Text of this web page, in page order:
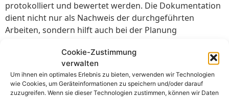
Cookie-Zustimmung
verwalten
Um ihnen ein optimales Erlebnis zu bieten, verwenden wir Technologien
wie Cookies, um Geräteinformationen zu speichern und/oder darauf
zuzugreifen. Wenn sie dieser Technologien zustimmen, können wir Daten
protokolliert und bewertet werden. Die Dokumentation
dient nicht nur als Nachweis der durchgeführten
Arbeiten, sondern hilft auch bei der Planung
sorgfältige Aufzeichnung aller Prüfschritte sorgt für
Transparenz und Nachvollziehbarkeit. Unternehmen
können so sicherstellen, dass alle gesetzlichen
Anforderungen erfüllt werden.